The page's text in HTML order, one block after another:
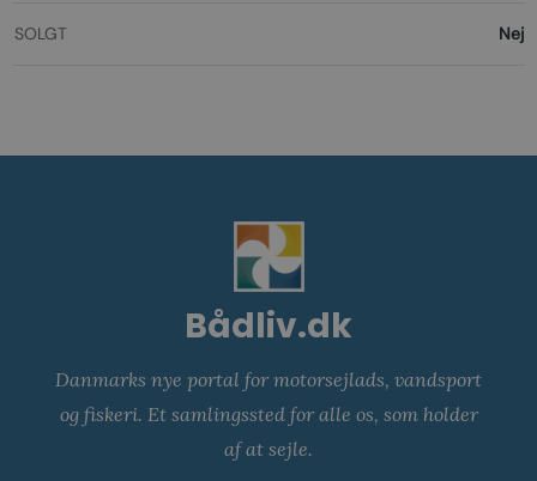
SOLGT Nej
Bådliv.dk
Danmarks nye portal for motorsejlads, vandsport
og fiskeri. Et samlingssted for alle os, som holder
af at sejle.